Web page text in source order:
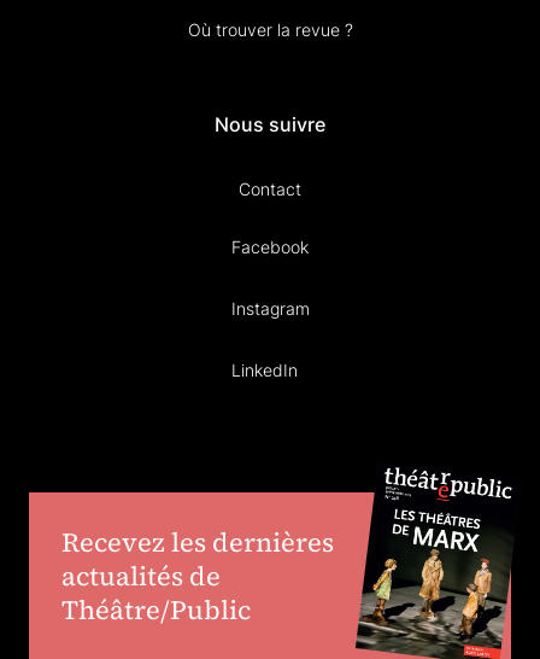
Où trouver la revue ?
Nous suivre
Contact
Facebook
Instagram
LinkedIn
Recevez les dernières
actualités de
Théâtre/Public